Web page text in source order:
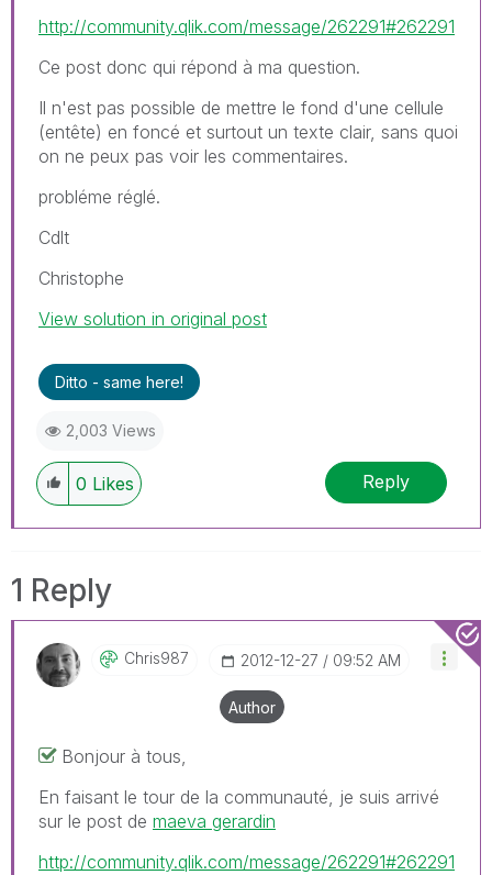
http://community.qlik.com/message/262291#262291
Ce post donc qui répond à ma question.
Il n'est pas possible de mettre le fond d'une cellule
(entête) en foncé et surtout un texte clair, sans quoi
on ne peux pas voir les commentaires.
probléme réglé.
Cdlt
Christophe
View solution in original post
Ditto - same here!
2,003 Views
0 Likes Reply
1 Reply
Chris987 ‎2012-12-27 09:52 AM
Author
Bonjour à tous,
En faisant le tour de la communauté, je suis arrivé
sur le post de maeva gerardin
http://community.qlik.com/message/262291#262291